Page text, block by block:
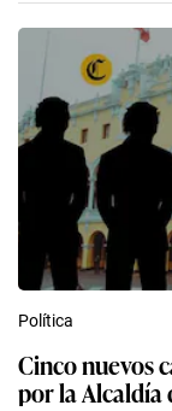
Política
Cinco nuevos
por la Alcaldía